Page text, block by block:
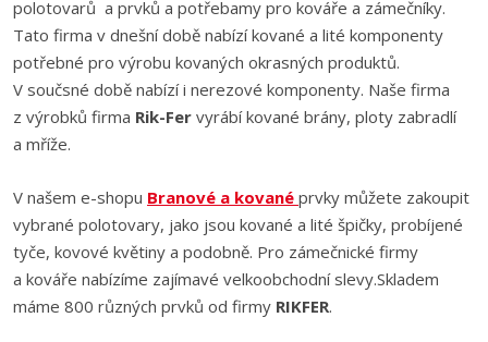
polotovarů a prvků a potřebamy pro kováře a zámečníky.
Tato firma v dnešní době nabízí kované a lité komponenty
potřebné pro výrobu kovaných okrasných produktů.
V součsné době nabízí i nerezové komponenty. Naše firma
z výrobků firma Rik-Fer vyrábí kované brány, ploty zabradlí
a mříže.
V našem e-shopu Branové a kované prvky můžete zakoupit
vybrané polotovary, jako jsou kované a lité špičky, probíjené
tyče, kovové květiny a podobně. Pro zámečnické firmy
a kováře nabízíme zajímavé velkoobchodní slevy.Skladem
máme 800 různých prvků od firmy RIKFER.